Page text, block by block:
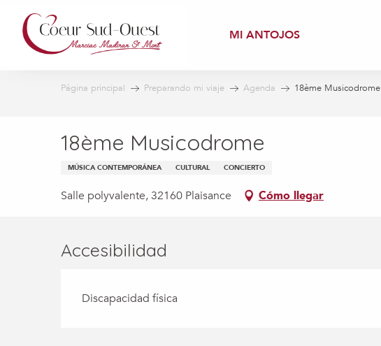
contenu
principal
MI ANTOJOS
Página principal Preparando mi viaje Agenda 18ème Musicodrome
18ème Musicodrome
MÚSICA CONTEMPORÁNEA CULTURAL CONCIERTO
Salle polyvalente, 32160 Plaisance Cómo llegar
Accesibilidad
Discapacidad física